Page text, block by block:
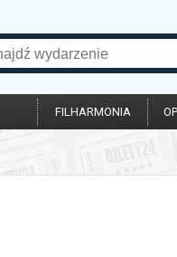
FILHARMONIA